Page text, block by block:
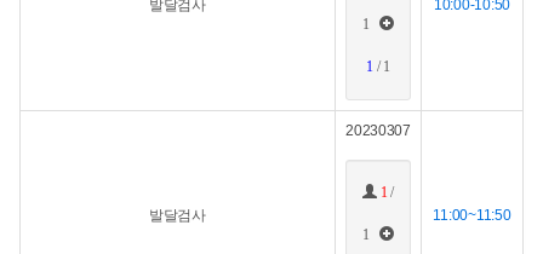
발달검사
1
1 / 1
10:00-10:50
발달검사
20230307
1 /
1
11:00~11:50